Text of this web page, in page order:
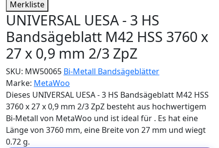
Merkliste
UNIVERSAL UESA - 3 HS
Bandsägeblatt M42 HSS 3760 x
27 x 0,9 mm 2/3 ZpZ
SKU: MW50065 Bi-Metall Bandsägeblätter
Marke: MetaWoo
Dieses UNIVERSAL UESA - 3 HS Bandsägeblatt M42 HSS
3760 x 27 x 0,9 mm 2/3 ZpZ besteht aus hochwertigem
Bi-Metall von MetaWoo und ist ideal für . Es hat eine
Länge von 3760 mm, eine Breite von 27 mm und wiegt
0.72 g.